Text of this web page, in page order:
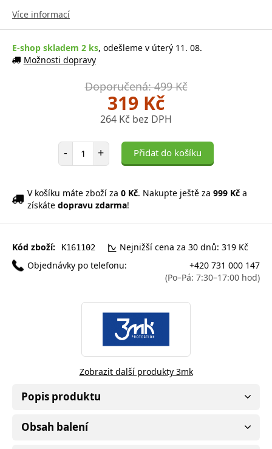
Více informací
E-shop skladem 2 ks, odešleme v úterý 11. 08.
Možnosti dopravy
Doporučená: 499 Kč
319 Kč
264 Kč bez DPH
- Počet položek
+ Přidat do košíku
V košíku máte zboží za 0 Kč. Nakupte ještě za 999 Kč a
získáte dopravu zdarma!
Kód zboží: K161102
Nejnižší cena za 30 dnů: 319 Kč
Objednávky po telefonu:
+420 731 000 147
(Po–Pá: 7:30–17:00 hod)
Zobrazit další produkty 3mk
Popis produktu
Obsah balení